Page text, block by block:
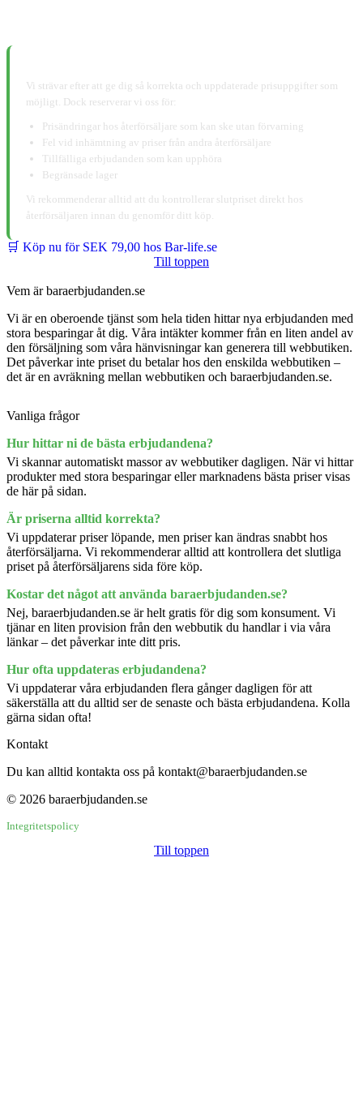
Vi strävar efter att ge dig så korrekta och uppdaterade prisuppgifter som
möjligt. Dock reserverar vi oss för:
Prisändringar hos återförsäljare som kan ske utan förvarning
Fel vid inhämtning av priser från andra återförsäljare
Tillfälliga erbjudanden som kan upphöra
Begränsade lager
Vi rekommenderar alltid att du kontrollerar slutpriset direkt hos
återförsäljaren innan du genomför ditt köp.
🛒 Köp nu för SEK 79,00 hos Bar-life.se
Till toppen
Vem är baraerbjudanden.se
Vi är en oberoende tjänst som hela tiden hittar nya erbjudanden med
stora besparingar åt dig. Våra intäkter kommer från en liten andel av
den försäljning som våra hänvisningar kan generera till webbutiken.
Det påverkar inte priset du betalar hos den enskilda webbutiken –
det är en avräkning mellan webbutiken och baraerbjudanden.se.
Vanliga frågor
Hur hittar ni de bästa erbjudandena?
Vi skannar automatiskt massor av webbutiker dagligen. När vi hittar
produkter med stora besparingar eller marknadens bästa priser visas
de här på sidan.
Är priserna alltid korrekta?
Vi uppdaterar priser löpande, men priser kan ändras snabbt hos
återförsäljarna. Vi rekommenderar alltid att kontrollera det slutliga
priset på återförsäljarens sida före köp.
Kostar det något att använda baraerbjudanden.se?
Nej, baraerbjudanden.se är helt gratis för dig som konsument. Vi
tjänar en liten provision från den webbutik du handlar i via våra
länkar – det påverkar inte ditt pris.
Hur ofta uppdateras erbjudandena?
Vi uppdaterar våra erbjudanden flera gånger dagligen för att
säkerställa att du alltid ser de senaste och bästa erbjudandena. Kolla
gärna sidan ofta!
Kontakt
Du kan alltid kontakta oss på kontakt@baraerbjudanden.se
© 2026 baraerbjudanden.se
Integritetspolicy
Till toppen